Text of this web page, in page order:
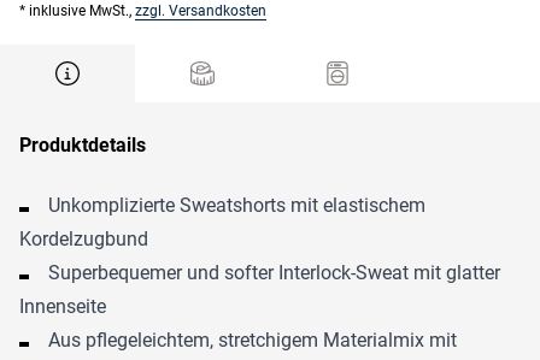
* inklusive MwSt., zzgl. Versandkosten
Produktdetails
Unkomplizierte Sweatshorts mit elastischem
Kordelzugbund
Superbequemer und softer Interlock-Sweat mit glatter
Innenseite
Aus pflegeleichtem, stretchigem Materialmix mit